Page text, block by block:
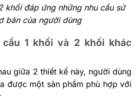
khối đáp ứng những nhu cầu sử
bản của người dùng
1 khối và 2 khối khác
giữa 2 thiết kế này, người dùng
được một sản phẩm phù hợp với